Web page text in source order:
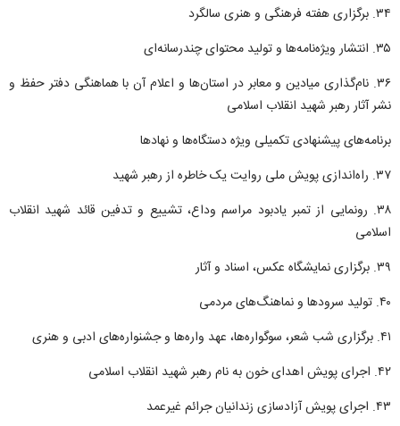
۳۴. برگزاری هفته فرهنگی و هنری سالگرد
۳۵. انتشار ویژه‌نامه‌ها و تولید محتوای چندرسانه‌ای
۳۶. نام‌گذاری میادین و معابر در استان‌ها و اعلام آن با هماهنگی دفتر حفظ و
نشر آثار رهبر شهید انقلاب اسلامی
برنامه‌های پیشنهادی تکمیلی ویژه دستگاه‌ها و نهاد‌ها
۳۷. راه‌اندازی پویش ملی روایت یک خاطره از رهبر شهید
۳۸. رونمایی از تمبر یادبود مراسم وداع، تشییع و تدفین قائد شهید انقلاب
اسلامی
۳۹. برگزاری نمایشگاه عکس، اسناد و آثار
۴۰. تولید سرود‌ها و نماهنگ‌های مردمی
۴۱. برگزاری شب شعر، سوگواره‌ها، عهد واره‌ها و جشنواره‌های ادبی و هنری
۴۲. اجرای پویش اهدای خون به نام رهبر شهید انقلاب اسلامی
۴۳. اجرای پویش آزادسازی زندانیان جرائم غیرعمد